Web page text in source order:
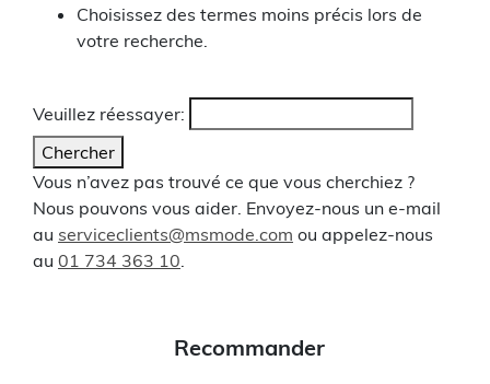
Choisissez des termes moins précis lors de
votre recherche.
Veuillez réessayer:
Chercher
Vous n’avez pas trouvé ce que vous cherchiez ?
Nous pouvons vous aider. Envoyez-nous un e-mail
au serviceclients@msmode.com ou appelez-nous
au 01 734 363 10
Recommander